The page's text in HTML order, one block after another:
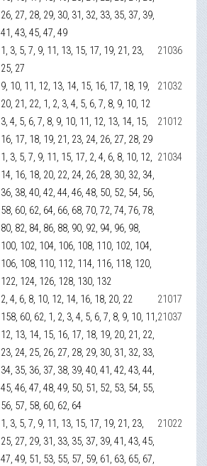
26, 27, 28, 29, 30, 31, 32, 33, 35, 37, 39,
41, 43, 45, 47, 49
1, 3, 5, 7, 9, 11, 13, 15, 17, 19, 21, 23,
25, 27
21036
9, 10, 11, 12, 13, 14, 15, 16, 17, 18, 19,
20, 21, 22, 1, 2, 3, 4, 5, 6, 7, 8, 9, 10, 12
21032
3, 4, 5, 6, 7, 8, 9, 10, 11, 12, 13, 14, 15,
16, 17, 18, 19, 21, 23, 24, 26, 27, 28, 29
21012
1, 3, 5, 7, 9, 11, 15, 17, 2, 4, 6, 8, 10, 12,
14, 16, 18, 20, 22, 24, 26, 28, 30, 32, 34,
36, 38, 40, 42, 44, 46, 48, 50, 52, 54, 56,
58, 60, 62, 64, 66, 68, 70, 72, 74, 76, 78,
80, 82, 84, 86, 88, 90, 92, 94, 96, 98,
100, 102, 104, 106, 108, 110, 102, 104,
106, 108, 110, 112, 114, 116, 118, 120,
122, 124, 126, 128, 130, 132
21034
2, 4, 6, 8, 10, 12, 14, 16, 18, 20, 22
21017
158, 60, 62, 1, 2, 3, 4, 5, 6, 7, 8, 9, 10, 11,
12, 13, 14, 15, 16, 17, 18, 19, 20, 21, 22,
23, 24, 25, 26, 27, 28, 29, 30, 31, 32, 33,
34, 35, 36, 37, 38, 39, 40, 41, 42, 43, 44,
45, 46, 47, 48, 49, 50, 51, 52, 53, 54, 55,
56, 57, 58, 60, 62, 64
21037
1, 3, 5, 7, 9, 11, 13, 15, 17, 19, 21, 23,
25, 27, 29, 31, 33, 35, 37, 39, 41, 43, 45,
47, 49, 51, 53, 55, 57, 59, 61, 63, 65, 67,
21022